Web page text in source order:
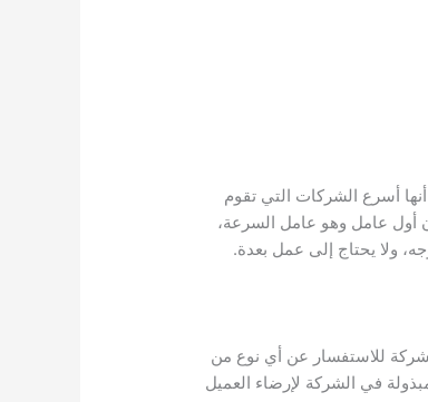
أسرع الشركات التي تقوم
أول عامل وهو عامل السرعة،
ولا يحتاج إلى عمل بعدة.
للاستفسار عن أي نوع من
في الشركة لإرضاء العميل